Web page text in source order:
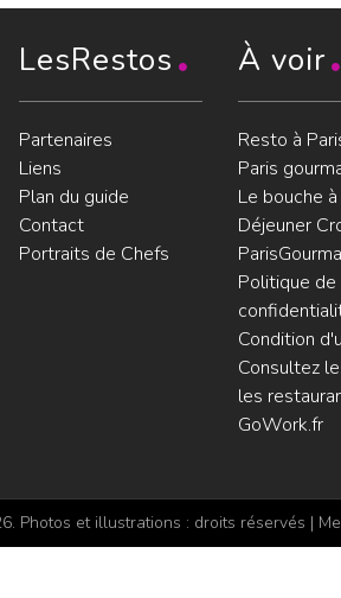
LesRestos
Partenaires
Liens
Plan du guide
Contact
Portraits de Chefs
À voir
Resto à
Paris
Le bouche
Déjeuner
Politique de
Condition
Consultez
les
GoWork.fr
Photos et illustrations : droits réservés |